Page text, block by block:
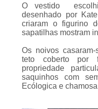
desenhado por
criaram o figurino
sapatilhas mostram
teto coberto por
propriedade
saquinhos com
Ecólogica e